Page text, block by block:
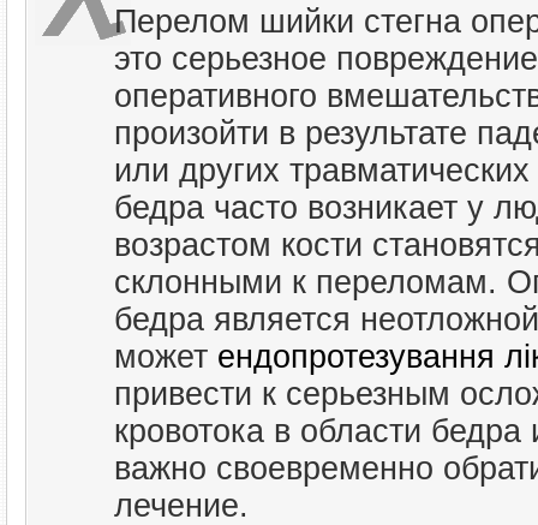
Перелом шийки стегна
это серьезное
оперативного
произойти в результате
или других
бедра часто возникает у
возрастом кости
склонными к переломам.
бедра является
может ендопротезування
привести к серьезным
кровотока в области
важно своевременно
лечение.